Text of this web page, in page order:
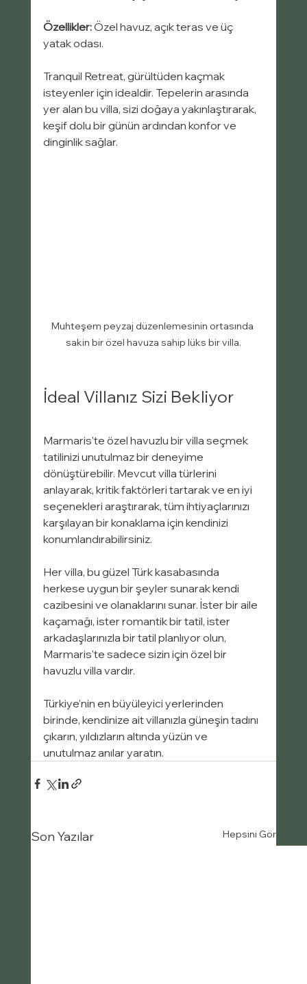
Özellikler: Özel havuz, açık teras ve üç
yatak odası.
Tranquil Retreat, gürültüden kaçmak
isteyenler için idealdir. Tepelerin arasında
yer alan bu villa, sizi doğaya yakınlaştırarak,
keşif dolu bir günün ardından konfor ve
dinginlik sağlar.
Muhteşem peyzaj düzenlemesinin ortasında
sakin bir özel havuza sahip lüks bir villa.
İdeal Villanız Sizi Bekliyor
Marmaris'te özel havuzlu bir villa seçmek
tatilinizi unutulmaz bir deneyime
dönüştürebilir. Mevcut villa türlerini
anlayarak, kritik faktörleri tartarak ve en iyi
seçenekleri araştırarak, tüm ihtiyaçlarınızı
karşılayan bir konaklama için kendinizi
konumlandırabilirsiniz.
Her villa, bu güzel Türk kasabasında
herkese uygun bir şeyler sunarak kendi
cazibesini ve olanaklarını sunar. İster bir aile
kaçamağı, ister romantik bir tatil, ister
arkadaşlarınızla bir tatil planlıyor olun,
Marmaris'te sadece sizin için özel bir
havuzlu villa vardır.
Türkiye'nin en büyüleyici yerlerinden
birinde, kendinize ait villanızla güneşin tadını
çıkarın, yıldızların altında yüzün ve
unutulmaz anılar yaratın.
Son Yazılar Hepsini Gör